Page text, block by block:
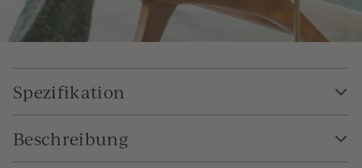
Spezifikation
Beschreibung